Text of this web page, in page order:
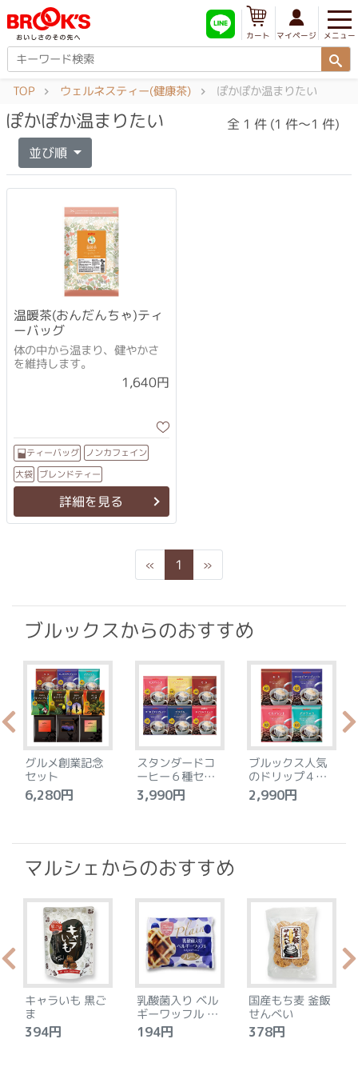
メニュー
マイページ
カート
TOP ウェルネスティー(健康茶) ぽかぽか温まりたい
ぽかぽか温まりたい 全 1 件 (1 件～1 件)
並び順
温暖茶(おんだんちゃ)ティ
ーバッグ
体の中から温まり、健やかさ
を維持します。
1,640円
ティーバッグ ノンカフェイン
大袋 ブレンドティー
詳細を見る
« Previous
1 »Next
ブルックスからのおすすめ
グルメ創業記念
セット
6,280円
スタンダードコ
ーヒー６種セッ
ト
3,990円
ブルックス人気
のドリップ４種
セット
2,990円
マルシェからのおすすめ
キャラいも 黒ご
ま
394円
乳酸菌入り ベル
ギーワッフル プ
レーン
194円
国産もち麦 釜飯
せんべい
378円